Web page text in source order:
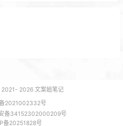
2026文案姐笔记
2021002332号
备34152302000209号
备20251828号